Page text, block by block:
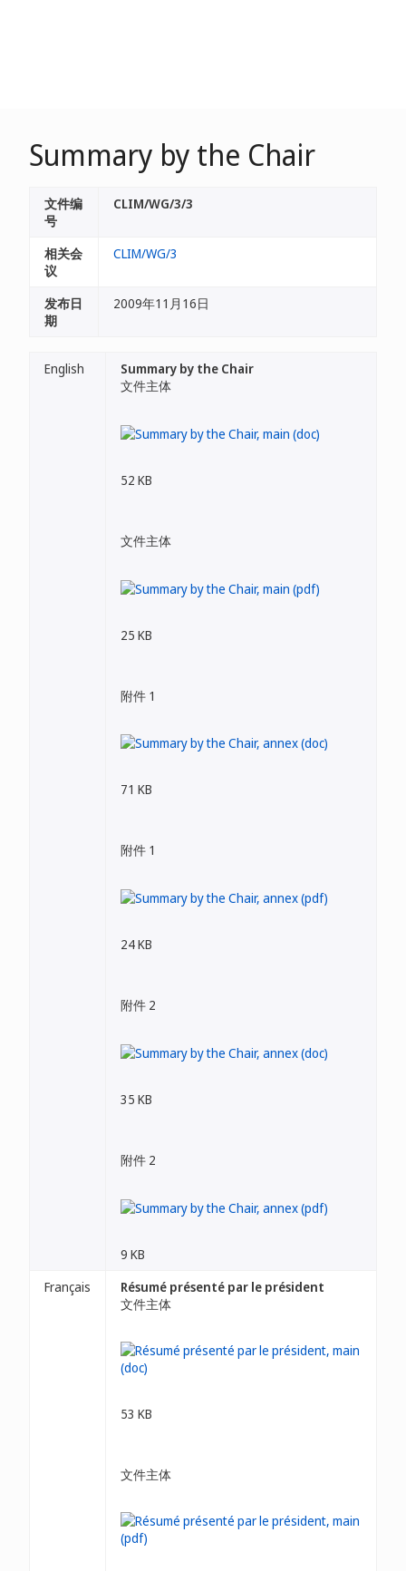
Summary by the Chair
文件编
号
CLIM/WG/3/3
相关会
议
CLIM/WG/3
发布日
期
2009年11月16日
English
Summary by the Chair
文件主体
52 KB
文件主体
25 KB
附件 1
71 KB
附件 1
24 KB
附件 2
35 KB
附件 2
9 KB
Français
Résumé présenté par le président
文件主体
53 KB
文件主体